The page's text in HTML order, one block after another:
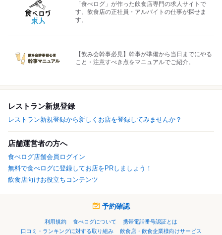
「食べログ」が作った飲食店専門の求人サイトで
す。飲食店の正社員・アルバイトの仕事が探せま
す。
【飲み会幹事必見】幹事が準備から当日までにやる
こと・注意すべき点をマニュアルでご紹介。
レストラン新規登録
レストラン新規登録から新しくお店を登録してみませんか？
店舗運営者の方へ
食べログ店舗会員ログイン
無料で食べログに登録してお店をPRしましょう！
飲食店向けお役立ちコンテンツ
予約確認
利用規約 食べログについて
携帯電話番号認証とは
口コミ・ランキングに対する取り組み
飲食店・飲食企業様向けサービス